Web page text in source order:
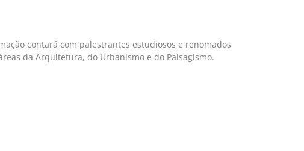
contará com palestrantes estudiosos e renomados
da Arquitetura, do Urbanismo e do Paisagismo.